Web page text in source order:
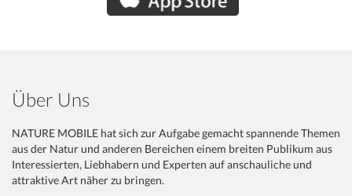
Über Uns
NATURE MOBILE hat sich zur Aufgabe gemacht spannende Themen
aus der Natur und anderen Bereichen einem breiten Publikum aus
Interessierten, Liebhabern und Experten auf anschauliche und
attraktive Art näher zu bringen.